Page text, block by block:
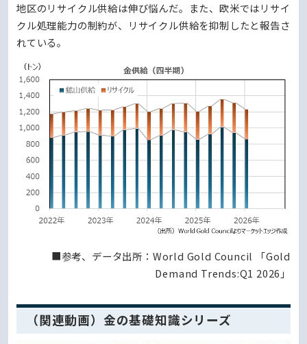
地区のリサイクル供給は伸び悩んだ。また、欧米ではリサイ
クル処理能力の制約が、リサイクル供給を抑制したと報告さ
れている。
■参考、データ出所：World Gold Council 「Gold
Demand Trends:Q1 2026」
（関連動画）金の基礎知識シリーズ